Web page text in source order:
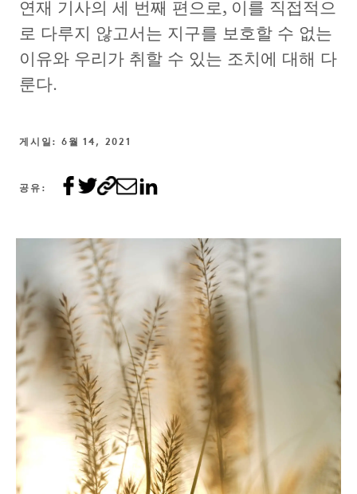
연재 기사의 세 번째 편으로, 이를 직접적으
로 다루지 않고서는 지구를 보호할 수 없는
이유와 우리가 취할 수 있는 조치에 대해 다
룬다.
게시일: 6월 14, 2021
공유: